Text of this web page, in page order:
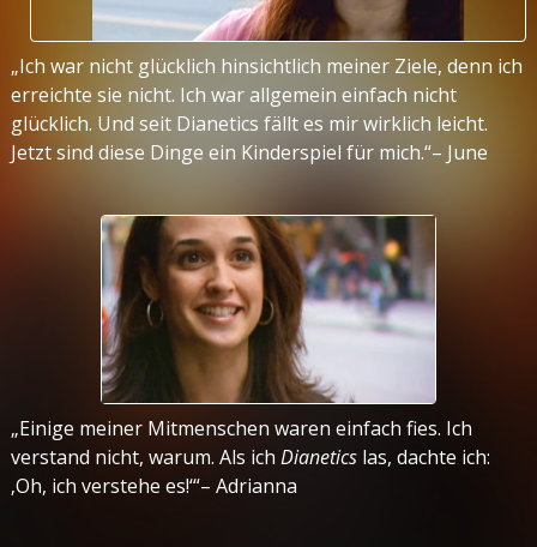
„Ich war nicht glücklich hinsichtlich meiner Ziele, denn ich
erreichte sie nicht. Ich war allgemein einfach nicht
glücklich. Und seit Dianetics fällt es mir wirklich leicht.
Jetzt sind diese Dinge ein Kinderspiel für mich.“– June
„Einige meiner Mitmenschen waren einfach fies. Ich
verstand nicht, warum. Als ich Dianetics las, dachte ich:
‚Oh, ich verstehe es!‘“– Adrianna